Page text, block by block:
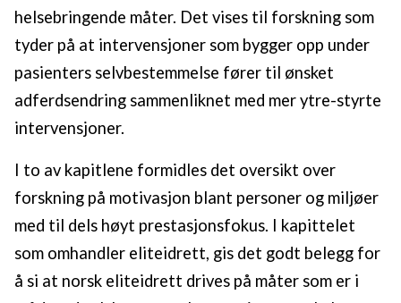
helsebringende måter. Det vises til forskning som
tyder på at intervensjoner som bygger opp under
pasienters selvbestemmelse fører til ønsket
adferdsendring sammenliknet med mer ytre-styrte
intervensjoner.
I to av kapitlene formidles det oversikt over
forskning på motivasjon blant personer og miljøer
med til dels høyt prestasjonsfokus. I kapittelet
som omhandler eliteidrett, gis det godt belegg for
å si at norsk eliteidrett drives på måter som er i